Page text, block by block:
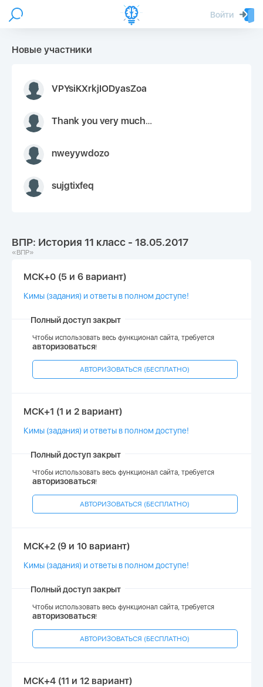
Войти
Новые участники
VPYsiKXrkjIODyasZoa
Thank you very much for your inquiry We appreciate you 9126052 https://youtube.com faceapple !
nweyywdozo
sujgtixfeq
ВПР: История 11 класс - 18.05.2017
«ВПР»
МСК+0 (5 и 6 вариант)
Кимы (задания) и ответы в полном доступе!
Полный доступ закрыт
Чтобы использовать весь функционал сайта, требуется
авторизоваться!
АВТОРИЗОВАТЬСЯ (БЕСПЛАТНО)
МСК+1 (1 и 2 вариант)
Кимы (задания) и ответы в полном доступе!
Полный доступ закрыт
Чтобы использовать весь функционал сайта, требуется
авторизоваться!
АВТОРИЗОВАТЬСЯ (БЕСПЛАТНО)
МСК+2 (9 и 10 вариант)
Кимы (задания) и ответы в полном доступе!
Полный доступ закрыт
Чтобы использовать весь функционал сайта, требуется
авторизоваться!
АВТОРИЗОВАТЬСЯ (БЕСПЛАТНО)
МСК+4 (11 и 12 вариант)